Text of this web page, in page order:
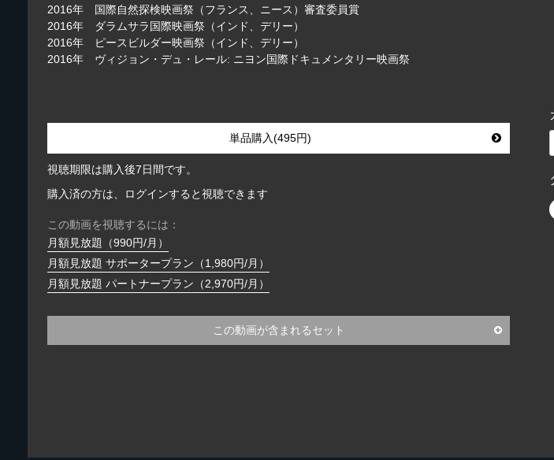
2016年 国際自然探検映画祭（フランス、ニース）審査委員賞
2016年 ダラムサラ国際映画祭（インド、デリー）
2016年 ピースビルダー映画祭（インド、デリー）
2016年 ヴィジョン・デュ・レール: ニヨン国際ドキュメンタリー映画祭
単品購入(495円)
視聴期限は購入後7日間です。
購入済の方は、ログインすると視聴できます
この動画を視聴するには：
月額見放題（990円/月）
月額見放題 サポータープラン（1,980円/月）
月額見放題 パートナープラン（2,970円/月）
この動画が含まれるセット